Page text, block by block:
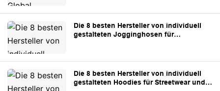
Die 8 besten Hersteller von individuell
gestalteten Jogginghosen für
Die 8 besten Hersteller von individuell
gestalteten Hoodies für Streetwear und